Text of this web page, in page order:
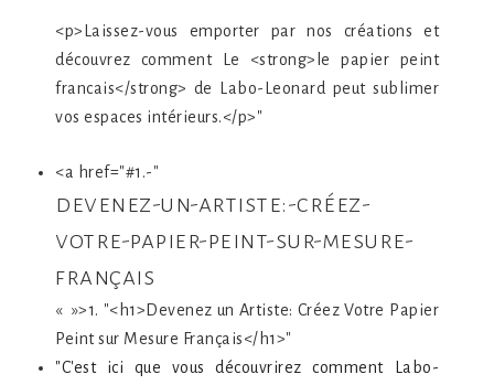
<p>Laissez-vous emporter par nos créations et
découvrez comment Le <strong>le papier peint
francais</strong> de Labo-Leonard peut sublimer
vos espaces intérieurs.</p>"
<a href="#1.-"
devenez-un-artiste:-créez-
votre-papier-peint-sur-mesure-
français
« »>1. "<h1>Devenez un Artiste: Créez Votre Papier
Peint sur Mesure Français</h1>"
"C'est ici que vous découvrirez comment Labo-